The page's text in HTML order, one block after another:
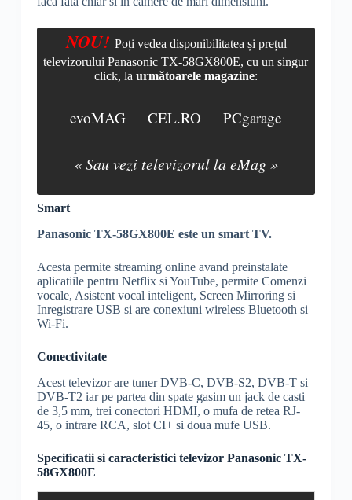
NOU! Poți vedea disponibilitatea și prețul
televizorului Panasonic TX-58GX800E, cu un singur
click, la următoarele magazine:
evoMAG CEL.RO PCgarage
« Sau vezi televizorul la eMag »
Smart
Panasonic TX-58GX800E este un smart TV.
Acesta permite streaming online avand preinstalate
aplicatiile pentru Netflix si YouTube, permite Comenzi
vocale, Asistent vocal inteligent, Screen Mirroringsi
Inregistrare USB si are conexiuni wireless Bluetooth si
Wi-Fi.
Conectivitate
Acest televizor are tunerDVB-C, DVB-S2, DVB-Tsi
DVB-T2 iar pe partea din spate gasim un jack de casti
de 3,5 mm, trei conectori HDMI, o mufa de retea RJ-
45, o intrare RCA, slot CI+ si doua mufe USB.
Specificatii si caracteristici televizor Panasonic TX-
58GX800E